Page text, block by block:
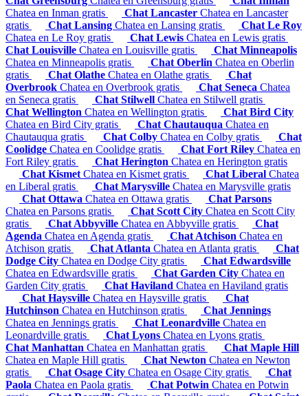
Chatea en Inman gratis
Chat Lancaster Chatea en Lancaster
gratis
Chat Lansing Chatea en Lansing gratis
Chat Le Roy
Chatea en Le Roy gratis
Chat Lewis Chatea en Lewis gratis
Chat Louisville Chatea en Louisville gratis
Chat Minneapolis
Chatea en Minneapolis gratis
Chat Oberlin Chatea en Oberlin
gratis
Chat Olathe Chatea en Olathe gratis
Chat
Overbrook Chatea en Overbrook gratis Chat Seneca Chatea
en Seneca gratis
Chat Stilwell Chatea en Stilwell gratis
Chat Wellington Chatea en Wellington gratis
Chat Bird City
Chatea en Bird City gratis
Chat Chautauqua Chatea en
Chautauqua gratis
Chat Colby Chatea en Colby gratis
Chat
Coolidge Chatea en Coolidge gratis Chat Fort Riley Chatea en
Fort Riley gratis
Chat Herington Chatea en Herington gratis
Chat Kismet Chatea en Kismet gratis Chat Liberal Chatea
en Liberal gratis
Chat Marysville Chatea en Marysville gratis
Chat Ottawa Chatea en Ottawa gratis
Chat Parsons
Chatea en Parsons gratis
Chat Scott City Chatea en Scott City
gratis
Chat Abbyville Chatea en Abbyville gratis
Chat
Agenda Chatea en Agenda gratis Chat Atchison Chatea en
Atchison gratis
Chat Atlanta Chatea en Atlanta gratis
Chat
Dodge City Chatea en Dodge City gratis
Chat Edwardsville
Chatea en Edwardsville gratis
Chat Garden City Chatea en
Garden City gratis
Chat Haviland Chatea en Haviland gratis
Chat Haysville Chatea en Haysville gratis
Chat
Hutchinson Chatea en Hutchinson gratis
Chat Jennings
Chatea en Jennings gratis
Chat Leonardville Chatea en
Leonardville gratis
Chat Lyons Chatea en Lyons gratis
Chat Manhattan Chatea en Manhattan gratis
Chat Maple Hill
Chatea en Maple Hill gratis
Chat Newton Chatea en Newton
gratis
Chat Osage City Chatea en Osage City gratis
Chat
Paola Chatea en Paola gratis Chat Potwin Chatea en Potwin